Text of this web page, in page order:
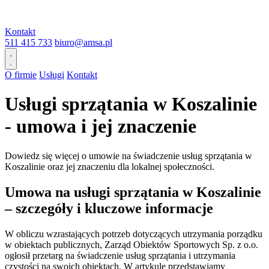
Kontakt
511 415 733 biuro@amsa.pl
O firmie Usługi Kontakt
Usługi sprzątania w Koszalinie
- umowa i jej znaczenie
Dowiedz się więcej o umowie na świadczenie usług sprzątania w
Koszalinie oraz jej znaczeniu dla lokalnej społeczności.
Umowa na usługi sprzątania w Koszalinie
– szczegóły i kluczowe informacje
W obliczu wzrastających potrzeb dotyczących utrzymania porządku
w obiektach publicznych, Zarząd Obiektów Sportowych Sp. z o.o.
ogłosił przetarg na świadczenie usług sprzątania i utrzymania
czystości na swoich obiektach. W artykule przedstawiamy